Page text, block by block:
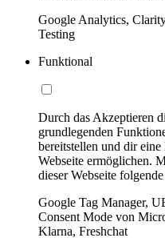
Google Analytics,
Testing
Funktional
Durch das Akzeptieren
grundlegenden
bereitstellen und dir
Webseite ermöglichen.
dieser Webseite
Google Tag Manager,
Consent Mode von
Klarna, Freshchat